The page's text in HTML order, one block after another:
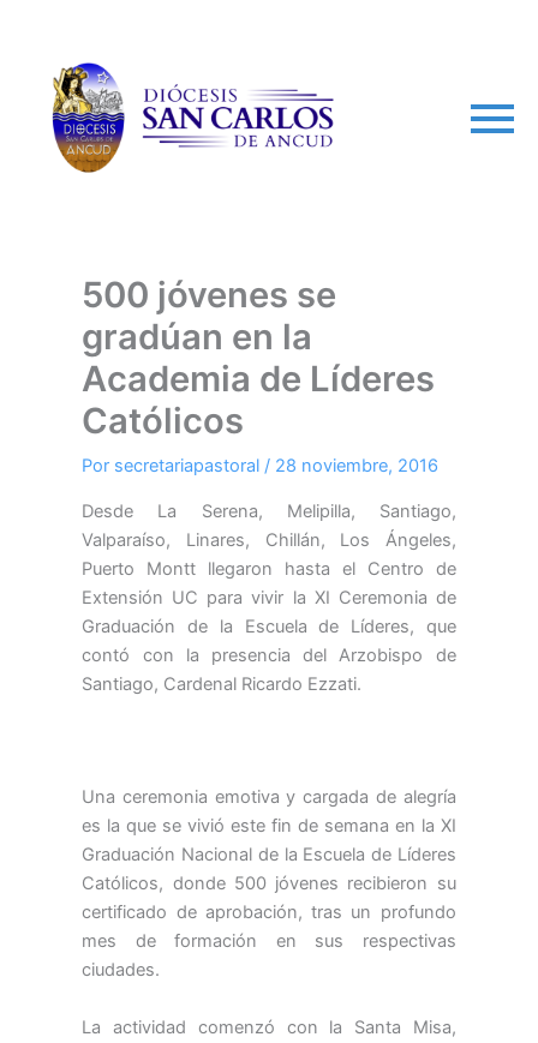
500 jóvenes se
gradúan en la
Academia de Líderes
Católicos
Por secretariapastoral / 28 noviembre, 2016
Desde La Serena, Melipilla, Santiago,
Valparaíso, Linares, Chillán, Los Ángeles,
Puerto Montt llegaron hasta el Centro de
Extensión UC para vivir la XI Ceremonia de
Graduación de la Escuela de Líderes, que
contó con la presencia del Arzobispo de
Santiago, Cardenal Ricardo Ezzati.
Una ceremonia emotiva y cargada de alegría
es la que se vivió este fin de semana en la XI
Graduación Nacional de la Escuela de Líderes
Católicos, donde 500 jóvenes recibieron su
certificado de aprobación, tras un profundo
mes de formación en sus respectivas
ciudades.
La actividad comenzó con la Santa Misa,